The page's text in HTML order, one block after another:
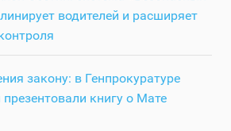
водителей и расширяет
закону: в Генпрокуратуре
книгу о Мате